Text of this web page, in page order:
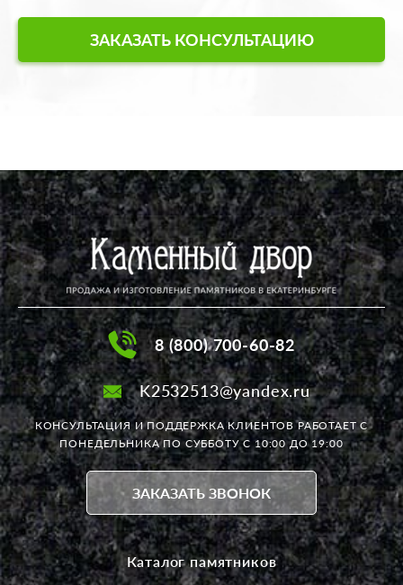
ЗАКАЗАТЬ КОНСУЛЬТАЦИЮ
8 (800) 700-60-82
K2532513@yandex.ru
КОНСУЛЬТАЦИЯ И ПОДДЕРЖКА КЛИЕНТОВ РАБОТАЕТС
ПОНЕДЕЛЬНИКА ПО СУББОТУ С 10:00 ДО 19:00
ЗАКАЗАТЬ ЗВОНОК
Каталог памятников